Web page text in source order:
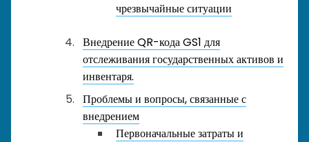
чрезвычайные ситуации
Внедрение QR-кода GS1 для
отслеживания государственных активов и
инвентаря.
Проблемы и вопросы, связанные с
внедрением
Первоначальные затраты и